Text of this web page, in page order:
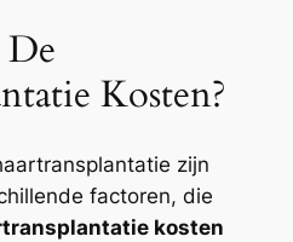
Kosten?
zijn
factoren, die
kosten